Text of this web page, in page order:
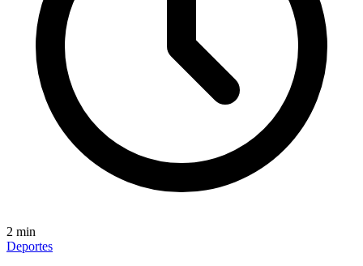
2 min
Deportes